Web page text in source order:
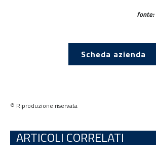
fonte:
Scheda azienda
© Riproduzione riservata
ARTICOLI CORRELATI